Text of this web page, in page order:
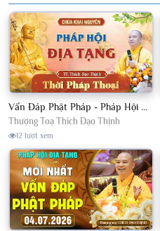
Vấn Đáp Phật Pháp - Pháp Hội Địa Tạng Ngày 01/08/2026│TT. Thích Đạo Thịnh
Thượng Toạ Thích Đạo Thịnh
12 lượt xem